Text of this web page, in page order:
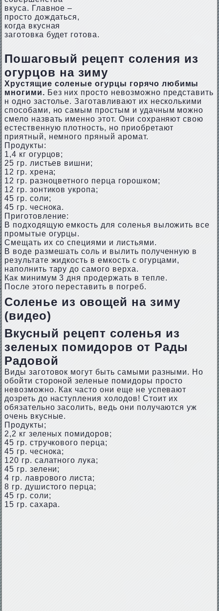
вкуса. Главное –
просто дождаться,
когда вкусная
заготовка будет готова.
Пошаговый рецепт соления из
огурцов на зиму
Хрустящие соленые огурцы горячо любимы
многими. Без них просто невозможно представить
н одно застолье. Заготавливают их несколькими
способами, но самым простым и удачным можно
смело назвать именно этот. Они сохраняют свою
естественную плотность, но приобретают
приятный, немного пряный аромат.
Продукты:
1,4 кг огурцов;
25 гр. листьев вишни;
12 гр. хрена;
12 гр. разноцветного перца горошком;
12 гр. зонтиков укропа;
45 гр. соли;
45 гр. чеснока.
Приготовление:
В подходящую емкость для соленья выложить все
промытые огурцы.
Смещать их со специями и листьями.
В воде размешать соль и вылить полученную в
результате жидкость в емкость с огурцами,
наполнить тару до самого верха.
Как минимум 3 дня продержать в тепле.
После этого переставить в погреб.
Соленье из овощей на зиму
(видео)
Вкусный рецепт соленья из
зеленых помидоров от Рады
Радовой
Виды заготовок могут быть самыми разными. Но
обойти стороной зеленые помидоры просто
невозможно. Как часто они еще не успевают
дозреть до наступления холодов! Стоит их
обязательно засолить, ведь они получаются уж
очень вкусные.
Продукты;
2,2 кг зеленых помидоров;
45 гр. стручкового перца;
45 гр. чеснока;
120 гр. салатного лука;
45 гр. зелени;
4 гр. лаврового листа;
8 гр. душистого перца;
45 гр. соли;
15 гр. сахара.